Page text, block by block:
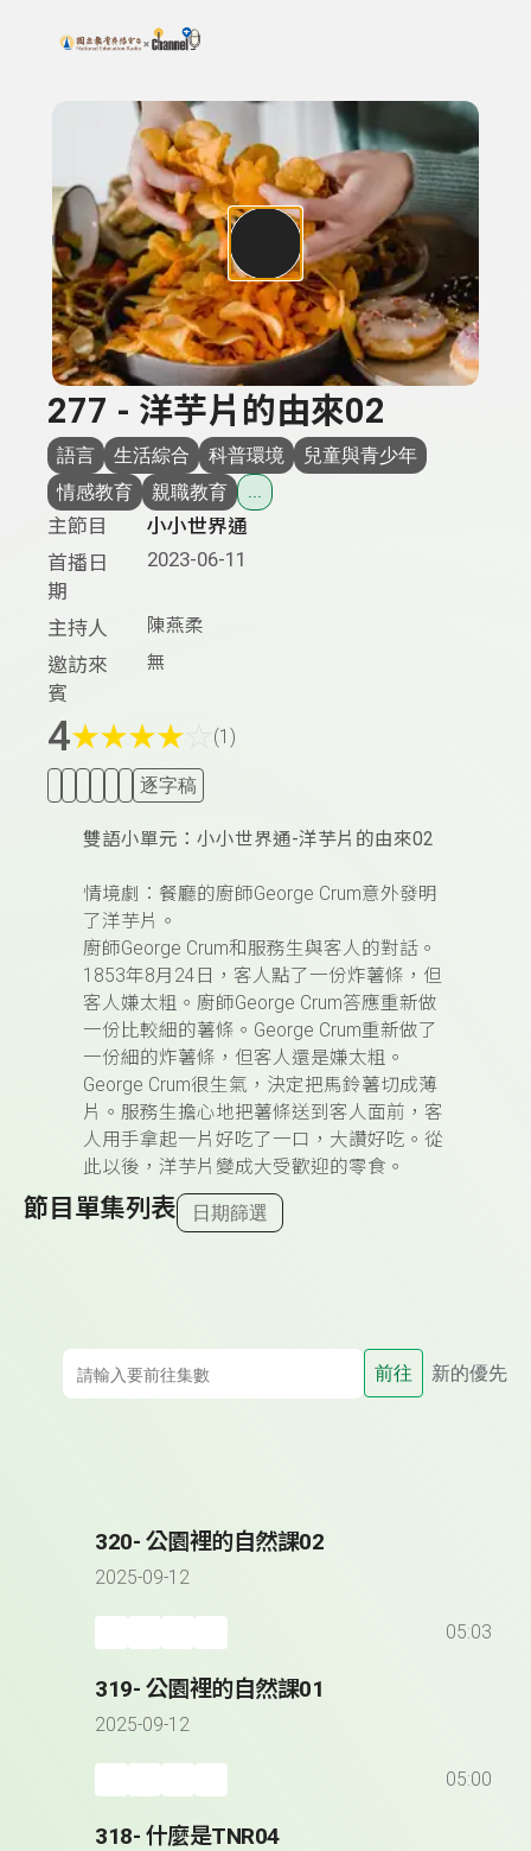
上方功能區塊
搜尋關鍵字：可輸入節目名稱、主持人或關鍵字
277 - 洋芋片的由來02
語言 生活綜合 科普環境
兒童與青少年
情感教育
親職教育 ...
主節目
小小世界通
首播日
期
2023-06-11
主持人 陳燕柔
邀訪來
賓
無
4★★★★ (1)
逐字稿
雙語小單元：小小世界通-洋芋片的由來02
情境劇：餐廳的廚師George Crum意外發明
了洋芋片。
廚師George Crum和服務生與客人的對話。
1853年8月24日，客人點了一份炸薯條，但
客人嫌太粗。廚師George Crum答應重新做
一份比較細的薯條。George Crum重新做了
一份細的炸薯條，但客人還是嫌太粗。
George Crum很生氣，決定把馬鈴薯切成薄
片。服務生擔心地把薯條送到客人面前，客
人用手拿起一片好吃了一口，大讚好吃。從
此以後，洋芋片變成大受歡迎的零食。
節目單集列表 日期篩選
前往 新的優先
320- 公園裡的自然課02
2025-09-12
05:03
319- 公園裡的自然課01
2025-09-12
05:00
318- 什麼是TNR04